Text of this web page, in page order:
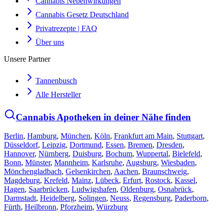
Cannabis Gesetz Deutschland
Privatrezepte | FAQ
Über uns
Unsere Partner
Tannenbusch
Alle Hersteller
Cannabis Apotheken in deiner Nähe finden
Berlin, Hamburg, München, Köln, Frankfurt am Main, Stuttgart,
Düsseldorf, Leipzig, Dortmund, Essen, Bremen, Dresden,
Hannover, Nürnberg, Duisburg, Bochum, Wuppertal, Bielefeld,
Bonn, Münster, Mannheim, Karlsruhe, Augsburg, Wiesbaden,
Mönchengladbach, Gelsenkirchen, Aachen, Braunschweig,
Magdeburg, Krefeld, Mainz, Lübeck, Erfurt, Rostock, Kassel,
Hagen, Saarbrücken, Ludwigshafen, Oldenburg, Osnabrück,
Darmstadt, Heidelberg, Solingen, Neuss, Regensburg, Paderborn,
Fürth, Heilbronn, Pforzheim, Würzburg